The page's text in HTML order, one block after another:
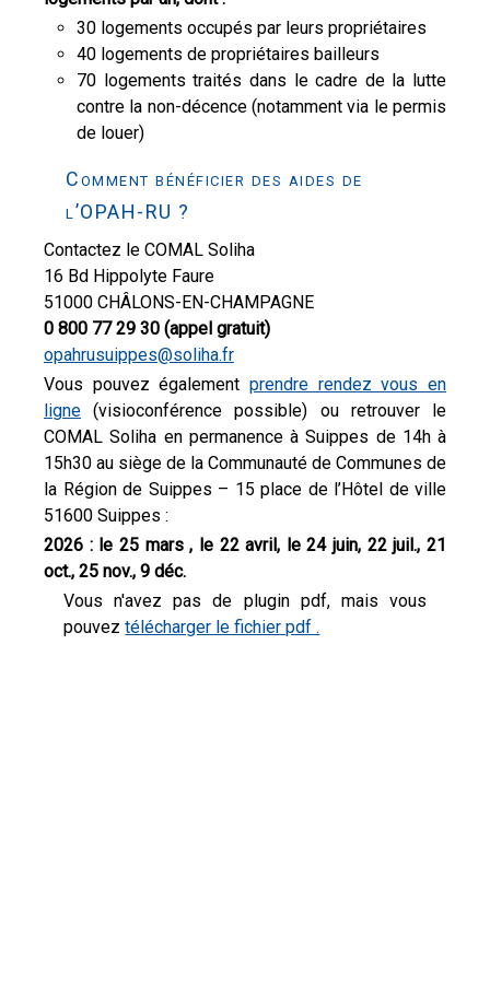
30 logements occupés par leurs propriétaires
40 logements de propriétaires bailleurs
70 logements traités dans le cadre de la lutte
contre la non-décence (notamment via le permis
de louer)
Comment bénéficier des aides de
l’OPAH-RU ?
Contactez le COMAL Soliha
16 Bd Hippolyte Faure
51000 CHÂLONS-EN-CHAMPAGNE
0 800 77 29 30 (appel gratuit)
opahrusuippes@soliha.fr
Vous pouvez également prendre rendez vous en
ligne (visioconférence possible) ou retrouver le
COMAL Soliha en permanence à Suippes de 14h à
15h30 au siège de la Communauté de Communes de
la Région de Suippes – 15 place de l’Hôtel de ville
51600 Suippes :
2026 : le 25 mars , le 22 avril, le 24 juin, 22 juil., 21
oct., 25 nov., 9 déc.
Vous n'avez pas de plugin pdf, mais vous
pouveztélécharger le fichier pdf .